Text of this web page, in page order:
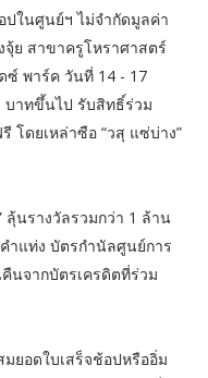
ปในศูนย์ฯ ไม่จำกัดมูลค่า
ย สาขาครูโหราศาสตร์
ซ์ พาร์ค วันที่ 14 - 17
บาทขึ้นไป รับสิทธิ์ร่วม
โดยเหล่าซือ “วสุ แซ่บ่าง”
ลุ้นรางวัลรวมกว่า 1 ล้าน
ำแท่ง บัตรกำนัลศูนย์การ
นจากบัตรเครดิตที่ร่วม
ยอดใบเสร็จช้อปหรืออิ่ม